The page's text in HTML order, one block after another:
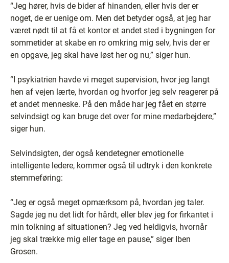
“Jeg hører, hvis de bider af hinanden, eller hvis der er
noget, de er uenige om. Men det betyder også, at jeg har
været nødt til at få et kontor et andet sted i bygningen for
sommetider at skabe en ro omkring mig selv, hvis der er
en opgave, jeg skal have løst her og nu,” siger hun.
“I psykiatrien havde vi meget supervision, hvor jeg langt
hen af vejen lærte, hvordan og hvorfor jeg selv reagerer på
et andet menneske. På den måde har jeg fået en større
selvindsigt og kan bruge det over for mine medarbejdere,”
siger hun.
Selvindsigten, der også kendetegner emotionelle
intelligente ledere, kommer også til udtryk i den konkrete
stemmeføring:
“Jeg er også meget opmærksom på, hvordan jeg taler.
Sagde jeg nu det lidt for hårdt, eller blev jeg for firkantet i
min tolkning af situationen? Jeg ved heldigvis, hvornår
jeg skal trække mig eller tage en pause,” siger Iben
Grosen.